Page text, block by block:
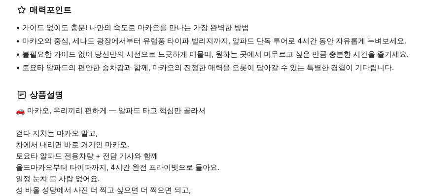
매력포인트
가이드 없이도 충분! 나만의 속도로 마카오를 만나는 가장 완벽한 방법
마카오의 중심, 세나도 광장에서부터 유럽풍 타이파 빌리지까지, 알파드 단독 투어로 4시간 동안 자유롭게 누벼보세요.
불필요한 가이드 없이 당신만의 시선으로 느긋하게 머물며, 원하는 곳에서 머무르고 싶은 만큼 충분한 시간을 즐기세요.
토요타 알파드의 편안한 승차감과 함께, 마카오의 진정한 매력을 오롯이 담아갈 수 있는 특별한 경험이 기다립니다.
상품설명
🚗 마카오, 우리끼리 편하게 — 알파드 타고 핵심만 골라서
걷다 지치는 마카오 말고,
차에서 내리면 바로 거기인 마카오.
토요타 알파드 전용차량 + 전담 기사와 함께
올드마카오부터 타이파까지, 4시간 완전 프라이빗으로 돌아요.
일정 눈치 볼 사람 없어요.
성 바울 성당에서 사진 더 찍고 싶으면 더 찍으면 되고,